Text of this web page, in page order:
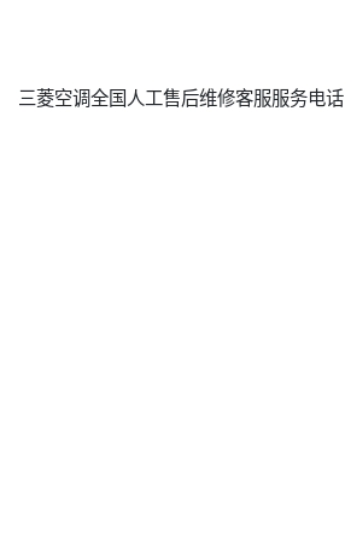
三菱空调全国人工售后维修客服服务电话